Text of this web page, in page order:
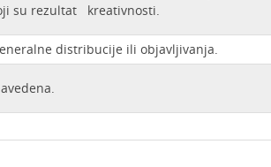
su rezultat kreativnosti.
distribucije ili objavljivanja.